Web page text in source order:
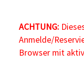
ACHTUNG:
Anmelde/
Browser mit